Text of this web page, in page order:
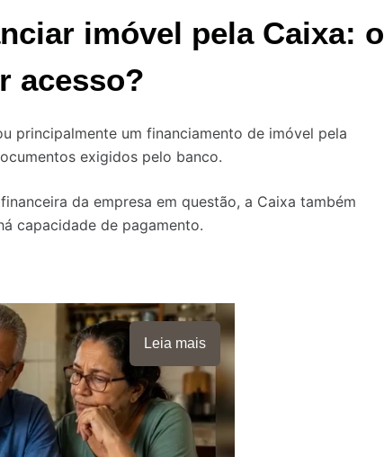
imóvel pela Caixa: o
acesso?
principalmente um financiamento de imóvel pela
exigidos pelo banco.
da empresa em questão, a Caixa também
capacidade de pagamento.
Leia mais